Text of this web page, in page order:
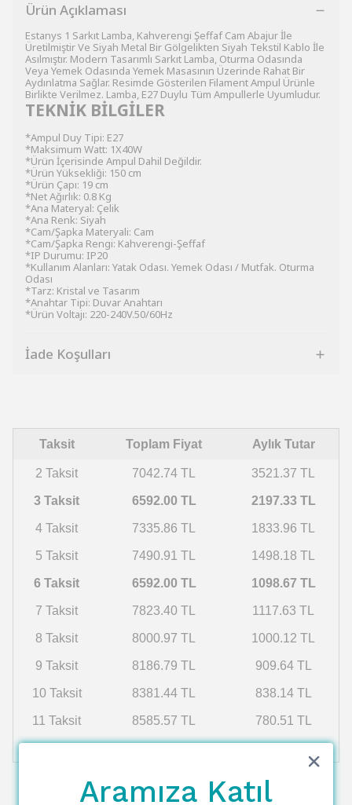
Ürün Açıklaması
Estanys 1 Sarkıt Lamba, Kahverengi Şeffaf Cam Abajur İle
Üretilmiştir Ve Siyah Metal Bir Gölgelikten Siyah Tekstil Kablo İle
Asılmıştır. Modern Tasarımlı Sarkıt Lamba, Oturma Odasında
Veya Yemek Odasında Yemek Masasının Üzerinde Rahat Bir
Aydınlatma Sağlar. Resimde Gösterilen Filament Ampul Ürünle
Birlikte Verilmez. Lamba, E27 Duylu Tüm Ampullerle Uyumludur.
TEKNİK BİLGİLER
*Ampul Duy Tipi: E27
*Maksimum Watt: 1X40W
*Ürün İçerisinde Ampul Dahil Değildir.
*Ürün Yüksekliği: 150 cm
*Ürün Çapı: 19 cm
*Net Ağırlık: 0.8 Kg
*Ana Materyal: Çelik
*Ana Renk: Siyah
*Cam/Şapka Materyali: Cam
*Cam/Şapka Rengi: Kahverengi-Şeffaf
*IP Durumu: IP20
*Kullanım Alanları: Yatak Odası. Yemek Odası / Mutfak. Oturma
Odası
*Tarz: Kristal ve Tasarım
*Anahtar Tipi: Duvar Anahtarı
*Ürün Voltajı: 220-240V.50/60Hz
İade Koşulları
Taksit Toplam Fiyat Aylık Tutar
2 Taksit 7042.74 TL 3521.37 TL
3 Taksit 6592.00 TL 2197.33 TL
4 Taksit 7335.86 TL 1833.96 TL
5 Taksit 7490.91 TL 1498.18 TL
6 Taksit 6592.00 TL 1098.67 TL
7 Taksit 7823.40 TL 1117.63 TL
8 Taksit 8000.97 TL 1000.12 TL
9 Taksit 8186.79 TL 909.64 TL
10 Taksit 8381.44 TL 838.14 TL
11 Taksit 8585.57 TL 780.51 TL
Aramıza Katıl